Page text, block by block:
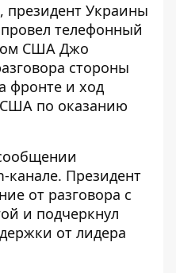
президент Украины
телефонный
США Джо
стороны
фронте и ход
США по оказанию
канале. Президент
от разговора с
и подчеркнул
от лидера